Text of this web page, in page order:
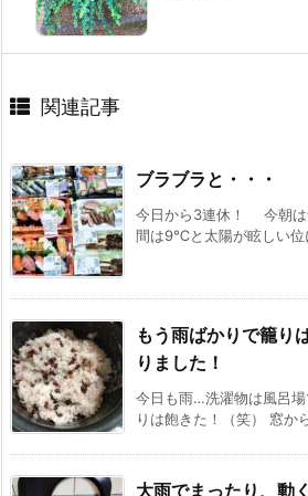
関連記事
ブラブラと・・・
今日から3連休！ 今朝
間は9℃と太陽が眩しい位
もう雨ばかりで籠り
りました！
今日も雨…洗濯物は風呂
りは飽きた！（笑） 窓か
大雨でまったり、動